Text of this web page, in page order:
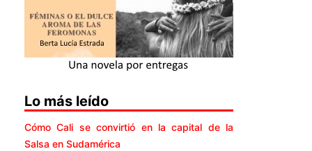
Lo más leído
Cómo Cali se convirtió en la capital de la
Salsa en Sudamérica